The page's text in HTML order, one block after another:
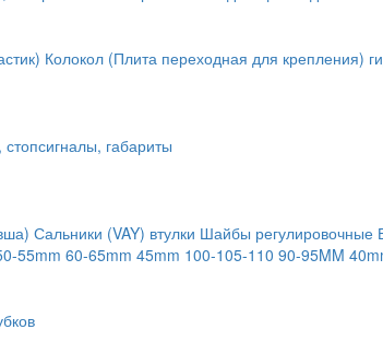
Колокол (Плита переходная для крепления)
габариты
Сальники (VAY) втулки Шайбы регулировочные
55mm 60-65mm 45mm 100-105-110 90-95MM